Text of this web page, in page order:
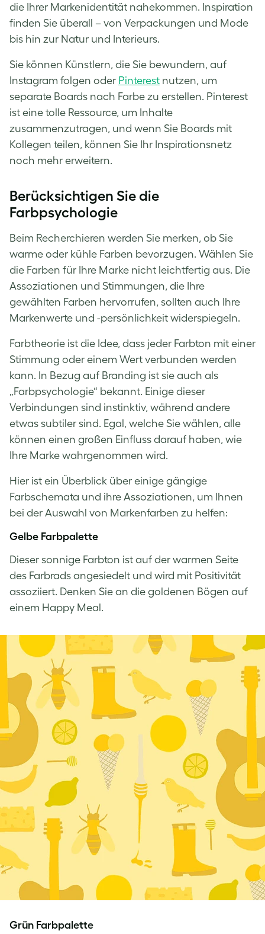
die Ihrer Markenidentität nahekommen. Inspiration
finden Sie überall – von Verpackungen und Mode
bis hin zur Natur und Interieurs.
Sie können Künstlern, die Sie bewundern, auf
Instagram folgen oder Pinterest nutzen, um
separate Boards nach Farbe zu erstellen. Pinterest
ist eine tolle Ressource, um Inhalte
zusammenzutragen, und wenn Sie Boards mit
Kollegen teilen, können Sie Ihr Inspirationsnetz
noch mehr erweitern.
Berücksichtigen Sie die
Farbpsychologie
Beim Recherchieren werden Sie merken, ob Sie
warme oder kühle Farben bevorzugen. Wählen Sie
die Farben für Ihre Marke nicht leichtfertig aus. Die
Assoziationen und Stimmungen, die Ihre
gewählten Farben hervorrufen, sollten auch Ihre
Markenwerte und -persönlichkeit widerspiegeln.
Farbtheorie ist die Idee, dass jeder Farbton mit einer
Stimmung oder einem Wert verbunden werden
kann. In Bezug auf Branding ist sie auch als
„Farbpsychologie“ bekannt. Einige dieser
Verbindungen sind instinktiv, während andere
etwas subtiler sind. Egal, welche Sie wählen, alle
können einen großen Einfluss darauf haben, wie
Ihre Marke wahrgenommen wird.
Hier ist ein Überblick über einige gängige
Farbschemata und ihre Assoziationen, um Ihnen
bei der Auswahl von Markenfarben zu helfen:
Gelbe Farbpalette
Dieser sonnige Farbton ist auf der warmen Seite
des Farbrads angesiedelt und wird mit Positivität
assoziiert. Denken Sie an die goldenen Bögen auf
einem Happy Meal.
Grün Farbpalette